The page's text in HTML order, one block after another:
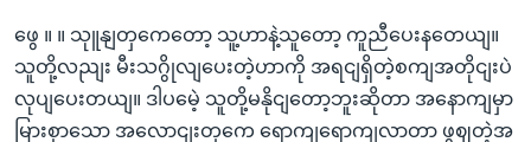
ဖွေ ။ ။ သုူနျတှကေတော့ သူ့ဟာနဲ့သူတော့ ကူညီပေးနတေယျ။
သူတို့လညျး မီးသဂွိုလျပေးတဲ့ဟာကို အရငျရှိတဲ့စကျအတိုငျးပဲ
လုပျပေးတယျ။ ဒါပမေဲ့ သူတို့မနိုငျတော့ဘူးဆိုတာ အနောကျမှာ
မြားစှာသော အလောငျးတှကေ ရောကျရောကျလာတာ ဖွဈတဲ့အ